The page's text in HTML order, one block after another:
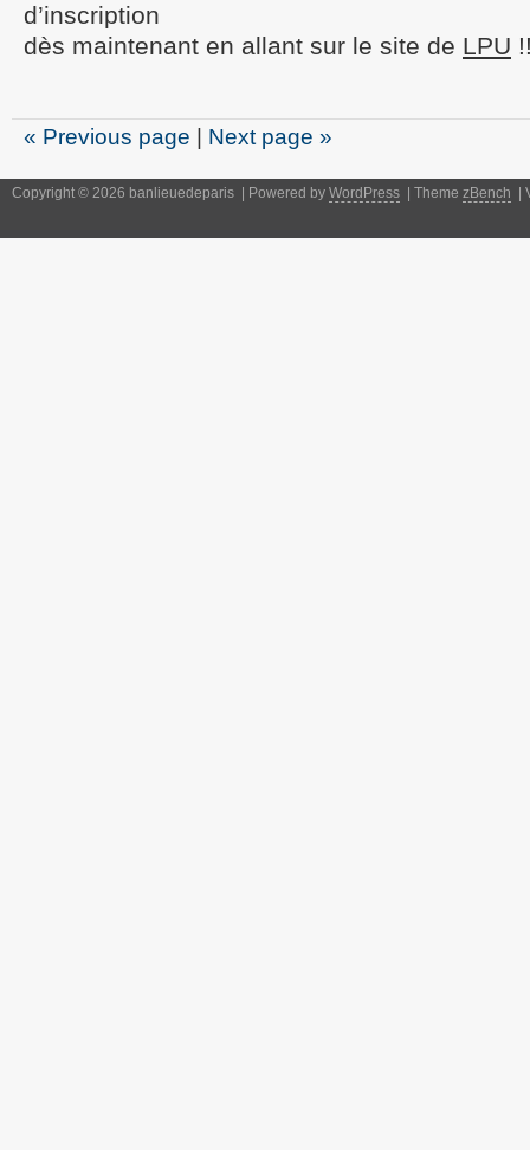
d’inscription
dès maintenant en allant sur le site de LPU
« Previous page Next page »
Copyright © 2026 banlieuedeparis | Powered by WordPress | Theme zBench |